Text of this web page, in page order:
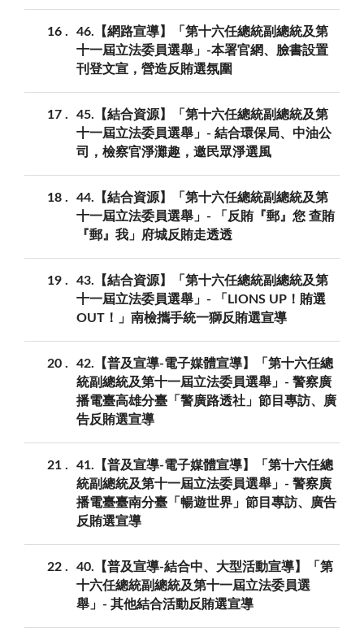
16
46.【網路宣導】「第十六任總統副總統及第
十一屆立法委員選舉」-本署官網、臉書設置
刊登文宣，營造反賄選氛圍
17
45.【結合資源】「第十六任總統副總統及第
十一屆立法委員選舉」- 結合環保局、中油公
司，檢察官淨灘趣，邀民眾淨選風
18
44.【結合資源】「第十六任總統副總統及第
十一屆立法委員選舉」- 「反賄『郵』您 查賄
『郵』我」府城反賄走透透
19
43.【結合資源】「第十六任總統副總統及第
十一屆立法委員選舉」- 「LIONS UP！賄選
OUT！」南檢攜手統一獅反賄選宣導
20
42.【普及宣導-電子媒體宣導】「第十六任總
統副總統及第十一屆立法委員選舉」- 警察廣
播電臺高雄分臺「警廣路透社」節目專訪、廣
告反賄選宣導
21
41.【普及宣導-電子媒體宣導】「第十六任總
統副總統及第十一屆立法委員選舉」- 警察廣
播電臺臺南分臺「暢遊世界」節目專訪、廣告
反賄選宣導
22
40.【普及宣導-結合中、大型活動宣導】「第
十六任總統副總統及第十一屆立法委員選
舉」- 其他結合活動反賄選宣導